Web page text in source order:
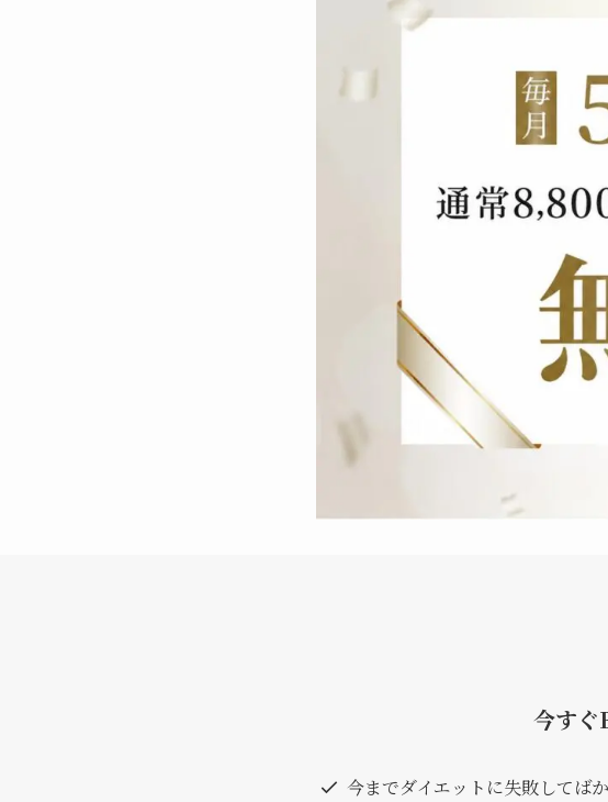
今すぐ
今までダイエットに失敗してば